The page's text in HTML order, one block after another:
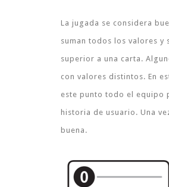
La jugada se considera
suman todos los valores y
superior a una carta.
con valores distintos. En
este punto todo el equipo
historia de usuario. Una
buena.